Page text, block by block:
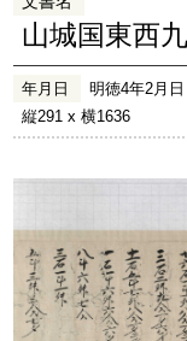
山城国東西
年月日 明徳4年2月日
縦291 x 横1636